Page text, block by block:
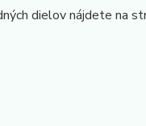
dielov nájdete na